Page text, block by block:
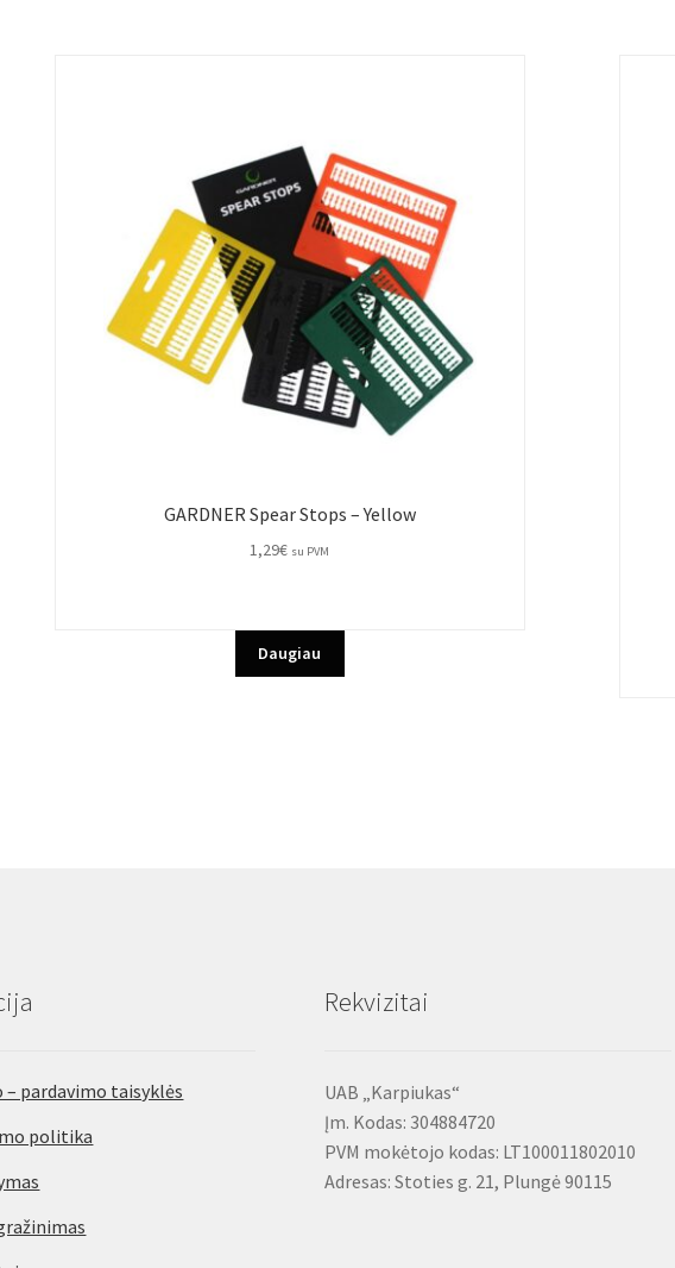
GARDNER Spear Stops – Yellow
1,29€ su PVM
Daugiau
– pardavimo taisyklės
politika
Rekvizitai
UAB „Karpiukas“
Įm. Kodas: 304884720
PVM mokėtojo kodas: LT100011802010
Adresas: Stoties g. 21, Plungė 90115